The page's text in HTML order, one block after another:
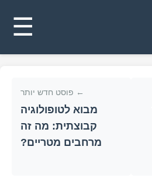
☰
← פוסט חדש יותר
מבוא לטופולוגיה
קבוצתית: מה זה
מרחבים מטריים?